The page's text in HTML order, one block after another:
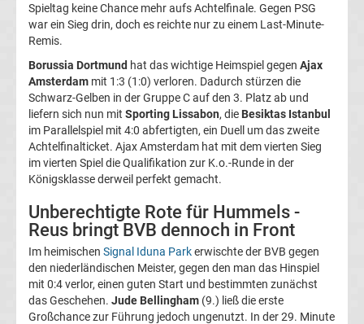
League
Premier
League
La
Liga
Serie
A
Türk.
Spieltag keine Chance mehr aufs Achtelfinale. Gegen PSG
war ein Sieg drin, doch es reichte nur zu einem Last-Minute-
Remis.
Borussia Dortmund hat das wichtige Heimspiel gegen Ajax
Amsterdam mit 1:3 (1:0) verloren. Dadurch stürzen die
Schwarz-Gelben in der Gruppe C auf den 3. Platz ab und
liefern sich nun mit Sporting Lissabon, die Besiktas Istanbul
im Parallelspiel mit 4:0 abfertigten, ein Duell um das zweite
Achtelfinalticket. Ajax Amsterdam hat mit dem vierten Sieg
im vierten Spiel die Qualifikation zur K.o.-Runde in der
Königsklasse derweil perfekt gemacht.
Unberechtigte Rote für Hummels -
Reus bringt BVB dennoch in Front
Im heimischen Signal Iduna Parkerwischte der BVB gegen
den niederländischen Meister, gegen den man das Hinspiel
mit 0:4 verlor, einen guten Start und bestimmten zunächst
das Geschehen. Jude Bellingham (9.) ließ die erste
Großchance zur Führung jedoch ungenutzt. In der 29. Minute